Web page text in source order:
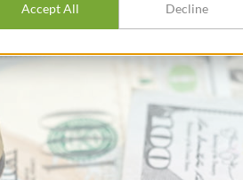
Accept All Decline